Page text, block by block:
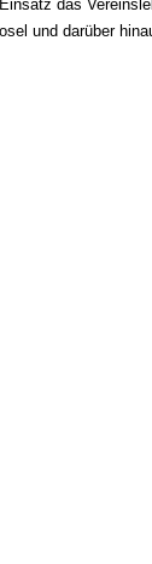
das
und darüber